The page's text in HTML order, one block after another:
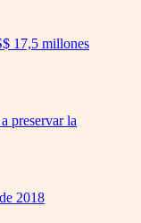
17,5 millones
preservar la
2018